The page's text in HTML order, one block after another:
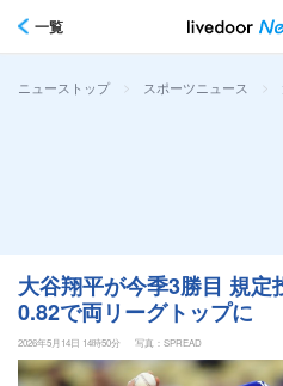
一覧
ニューストップ > スポーツニュース >
大谷翔平が今季3勝目 規
0.82で両リーグトップに
2026年5月14日 14時50分 写真：SPREAD